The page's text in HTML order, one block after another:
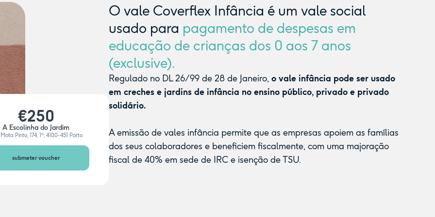
€250
A Escolinha do Jardim
Pinto, 174, 1º, 4100-451 Porto
submeter voucher
O vale Coverflex Infância é um vale social
usado para pagamento de despesas em
educação de crianças dos 0 aos 7 anos
(exclusive).
Regulado no DL 26/99 de 28 de Janeiro, o vale infância pode ser usado
em creches e jardins de infância no ensino público, privado e privado
solidário.
A emissão de vales infância permite que as empresas apoiem as famílias
dos seus colaboradores e beneficiem fiscalmente, com uma majoração
fiscal de 40% em sede de IRC e isenção de TSU.